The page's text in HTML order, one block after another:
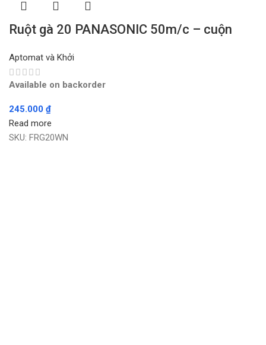
Ruột gà 20 PANASONIC 50m/c – cuộn
Aptomat và Khởi
Available on backorder
245.000 ₫
Read more
SKU: FRG20WN